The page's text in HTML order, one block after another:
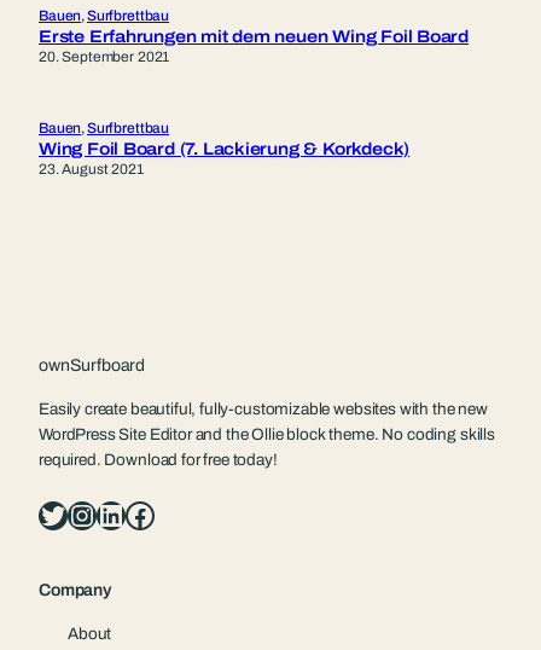
Bauen, Surfbrettbau
Erste Erfahrungen mit dem neuen Wing Foil Board
20. September 2021
Bauen, Surfbrettbau
Wing Foil Board (7. Lackierung & Korkdeck)
23. August 2021
ownSurfboard
Easily create beautiful, fully-customizable websites with the new
WordPress Site Editor and the Ollie block theme. No coding skills
required. Download for free today!
Twitter InstagramLinkedIn Facebook
Company
About